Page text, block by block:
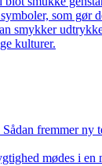
som gør
smykker
kulturer.
Sådan fremmer
mødes i en